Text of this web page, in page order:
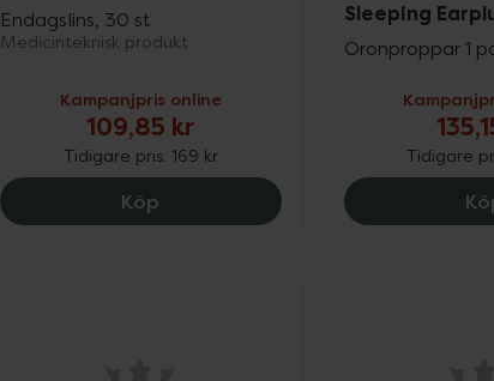
Endagslins, 30 st
Medicinteknisk produkt
Kampanjpris online
109,85 kr
Tidigare pris: 169 kr
Köp Clearlii Daily -1.50, 109.85 kr.
Sleeping
Öronproppar 1
Tidigare